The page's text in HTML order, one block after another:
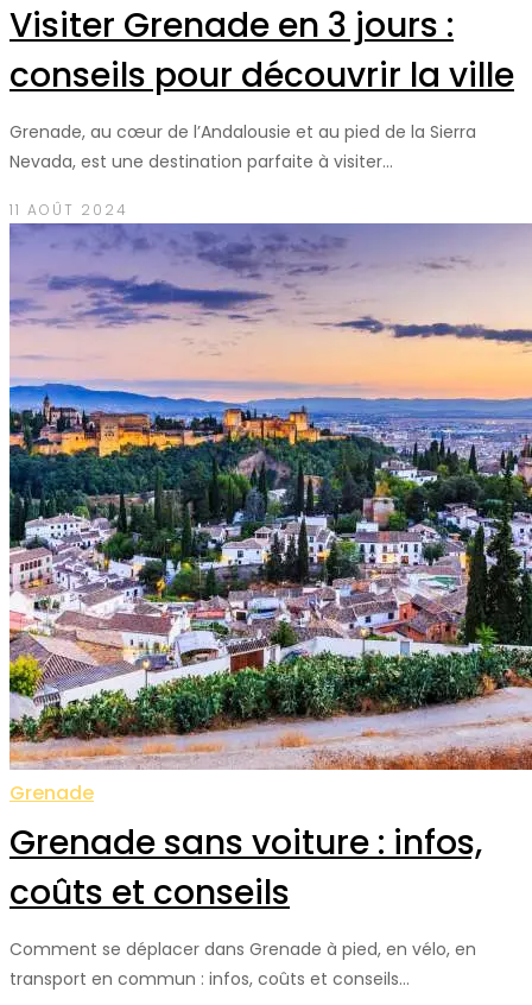
Visiter Grenade en 3 jours :
conseils pour découvrir la ville
Grenade, au cœur de l’Andalousie et au pied de la Sierra
Nevada, est une destination parfaite à visiter…
11 AOÛT 2024
Grenade
Grenade sans voiture : infos,
coûts et conseils
Comment se déplacer dans Grenade à pied, en vélo, en
transport en commun : infos, coûts et conseils…